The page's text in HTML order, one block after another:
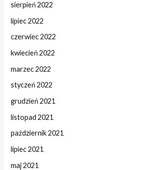
sierpień 2022
lipiec 2022
czerwiec 2022
kwiecień 2022
marzec 2022
styczeń 2022
grudzień 2021
listopad 2021
październik 2021
lipiec 2021
maj 2021